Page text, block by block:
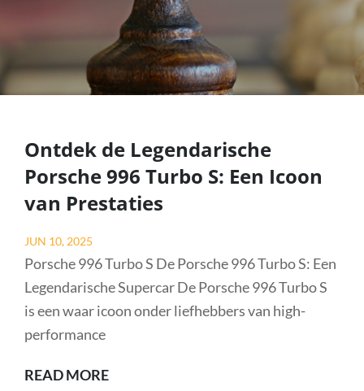
Ontdek de Legendarische
Porsche 996 Turbo S: Een Icoon
van Prestaties
Posted
on
JUN 10, 2025
Porsche 996 Turbo S De Porsche 996 Turbo S: Een
Legendarische Supercar De Porsche 996 Turbo S
is een waar icoon onder liefhebbers van high-
performance
READ MOREONTDEK